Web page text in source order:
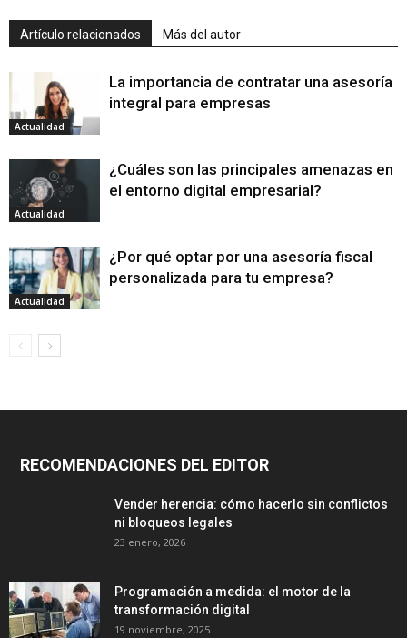
Artículo relacionados Más del autor
Actualidad
La importancia de contratar una asesoría
integral para empresas
Actualidad
¿Cuáles son las principales amenazas en
el entorno digital empresarial?
Actualidad
¿Por qué optar por una asesoría fiscal
personalizada para tu empresa?
RECOMENDACIONES DEL EDITOR
Vender herencia: cómo hacerlo sin conflictos
ni bloqueos legales
23 enero, 2026
Programación a medida: el motor de la
transformación digital
19 noviembre, 2025